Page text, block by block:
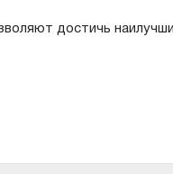
доcтичь